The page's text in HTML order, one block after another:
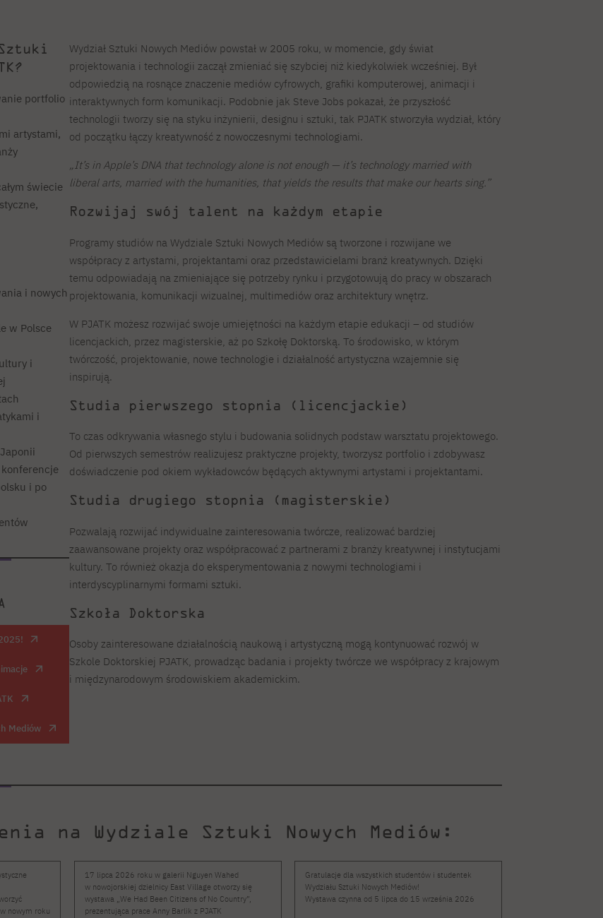
portfolio
artystami,
świecie
i nowych
w Polsce
i
i
konferencje
i po
Mediów
Wydział Sztuki Nowych Mediów powstał w 2005 roku, w momencie, gdy świat
projektowania i technologii zaczął zmieniać się szybciej niż kiedykolwiek wcześniej. Był
odpowiedzią na rosnące znaczenie mediów cyfrowych, grafiki komputerowej, animacji i
interaktywnych form komunikacji. Podobnie jak Steve Jobs pokazał, że przyszłość
technologii tworzy się na styku inżynierii, designu i sztuki, tak PJATK stworzyła wydział, który
od początku łączy kreatywność z nowoczesnymi technologiami.
„It’s in Apple’s DNA that technology alone is not enough — it’s technology married with
liberal arts, married with the humanities, that yields the results that make our hearts sing.”
Rozwijaj swój talent na każdym etapie
Programy studiów na Wydziale Sztuki Nowych Mediów są tworzone i rozwijane we
współpracy z artystami, projektantami oraz przedstawicielami branż kreatywnych. Dzięki
temu odpowiadają na zmieniające się potrzeby rynku i przygotowują do pracy w obszarach
projektowania, komunikacji wizualnej, multimediów oraz architektury wnętrz.
W PJATK możesz rozwijać swoje umiejętności na każdym etapie edukacji – od studiów
licencjackich, przez magisterskie, aż po Szkołę Doktorską. To środowisko, w którym
twórczość, projektowanie, nowe technologie i działalność artystyczna wzajemnie się
inspirują.
Studia pierwszego stopnia (licencjackie)
To czas odkrywania własnego stylu i budowania solidnych podstaw warsztatu projektowego.
Od pierwszych semestrów realizujesz praktyczne projekty, tworzysz portfolio i zdobywasz
doświadczenie pod okiem wykładowców będących aktywnymi artystami i projektantami.
Studia drugiego stopnia (magisterskie)
Pozwalają rozwijać indywidualne zainteresowania twórcze, realizować bardziej
zaawansowane projekty oraz współpracować z partnerami z branży kreatywnej i instytucjami
kultury. To również okazja do eksperymentowania z nowymi technologiami i
interdyscyplinarnymi formami sztuki.
Szkoła Doktorska
Osoby zainteresowane działalnością naukową i artystyczną mogą kontynuować rozwój w
Szkole Doktorskiej PJATK, prowadząc badania i projekty twórcze we współpracy z krajowym
i międzynarodowym środowiskiem akademickim.
na Wydziale Sztuki Nowych Mediów:
nowym roku
17 lipca 2026 roku w galerii Nguyen Wahed
w nowojorskiej dzielnicy East Village otworzy się
wystawa „We Had Been Citizens of No Country”,
prezentująca prace Anny Barlik z PJATK
Gratulacje dla wszystkich studentów i studentek
Wydziału Sztuki Nowych Mediów!
Wystawa czynna od 5 lipca do 15 września 2026